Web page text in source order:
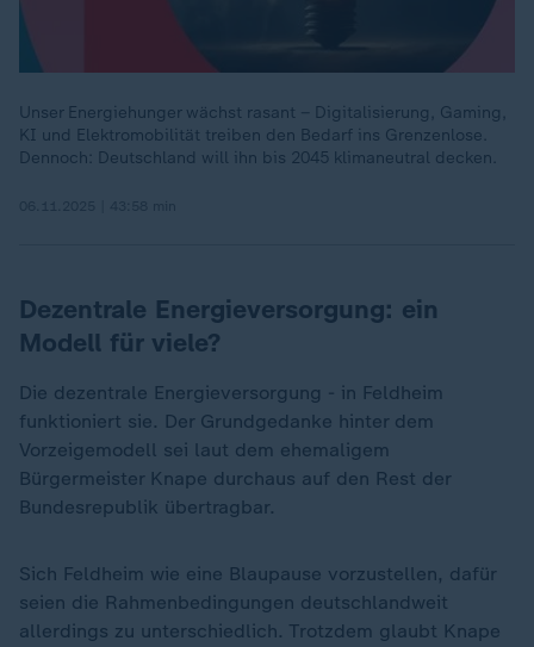
Unser Energiehunger wächst rasant – Digitalisierung, Gaming,
KI und Elektromobilität treiben den Bedarf ins Grenzenlose.
Dennoch: Deutschland will ihn bis 2045 klimaneutral decken.
Dezentrale Energieversorgung: ein
Modell für viele?
Die dezentrale Energieversorgung - in Feldheim
funktioniert sie. Der Grundgedanke hinter dem
Vorzeigemodell sei laut dem ehemaligem
Bürgermeister Knape durchaus auf den Rest der
Bundesrepublik übertragbar.
Sich Feldheim wie eine Blaupause vorzustellen, dafür
seien die Rahmenbedingungen deutschlandweit
allerdings zu unterschiedlich. Trotzdem glaubt Knape